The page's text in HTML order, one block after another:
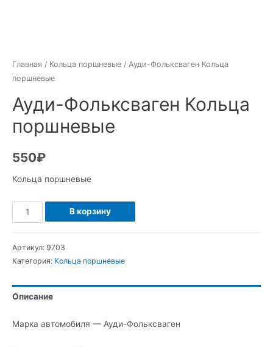
Главная / Кольца поршневые / Ауди-Фольксваген Кольца
поршневые
Ауди-Фольксваген Кольца
поршневые
550₽
Кольца поршневые
Количество
Ауди-
Кольца
В корзину
Артикул: 9703
Категория: Кольца поршневые
Описание
Марка автомобиля — Ауди-Фольксваген